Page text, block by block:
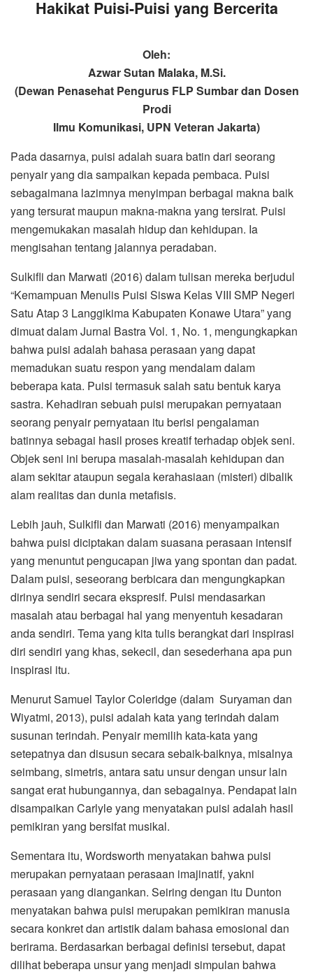
Hakikat Puisi-Puisi yang Bercerita
Oleh:
Azwar Sutan Malaka, M.Si.
(Dewan Penasehat Pengurus FLP Sumbardan Dosen
Prodi
Ilmu Komunikasi, UPN Veteran Jakarta)
Pada dasarnya, puisi adalah suara batin dari seorang
penyair yang dia sampaikan kepada pembaca. Puisi
sebagaimana lazimnya menyimpan berbagai makna baik
yang tersurat maupun makna-makna yang tersirat. Puisi
mengemukakan masalah hidup dan kehidupan. Ia
mengisahan tentang jalannya peradaban.
Sulkifli dan Marwati (2016) dalam tulisan mereka berjudul
“Kemampuan Menulis Puisi Siswa Kelas VIII SMP Negeri
Satu Atap 3 Langgikima Kabupaten Konawe Utara” yang
dimuat dalam Jurnal Bastra Vol. 1, No. 1, mengungkapkan
bahwa puisi adalah bahasa perasaan yang dapat
memadukan suatu respon yang mendalam dalam
beberapa kata. Puisi termasuk salah satu bentuk karya
sastra. Kehadiran sebuah puisi merupakan pernyataan
seorang penyair pernyataan itu berisi pengalaman
batinnya sebagai hasil proses kreatif terhadap objek seni.
Objek seni ini berupa masalah-masalah kehidupan dan
alam sekitar ataupun segala kerahasiaan (misteri) dibalik
alam realitas dan dunia metafisis.
Lebih jauh, Sulkifli dan Marwati (2016) menyampaikan
bahwa puisi diciptakan dalam suasana perasaan intensif
yang menuntut pengucapan jiwa yang spontan dan padat.
Dalam puisi, seseorang berbicara dan mengungkapkan
dirinya sendiri secara ekspresif. Puisi mendasarkan
masalah atau berbagai hal yang menyentuh kesadaran
anda sendiri. Tema yang kita tulis berangkat dari inspirasi
diri sendiri yang khas, sekecil, dan sesederhana apa pun
inspirasi itu.
Menurut Samuel Taylor Coleridge (dalam Suryaman dan
Wiyatmi, 2013), puisi adalah kata yang terindah dalam
susunan terindah. Penyair memilih kata-kata yang
setepatnya dan disusun secara sebaik-baiknya, misalnya
seimbang, simetris, antara satu unsur dengan unsur lain
sangat erat hubungannya, dan sebagainya. Pendapat lain
disampaikan Carlyle yang menyatakan puisi adalah hasil
pemikiran yang bersifat musikal.
Sementara itu, Wordsworth menyatakan bahwa puisi
merupakan pernyataan perasaan imajinatif, yakni
perasaan yang diangankan. Seiring dengan itu Dunton
menyatakan bahwa puisi merupakan pemikiran manusia
secara konkret dan artistik dalam bahasa emosional dan
berirama. Berdasarkan berbagai definisi tersebut, dapat
dilihat beberapa unsur yang menjadi simpulan bahwa